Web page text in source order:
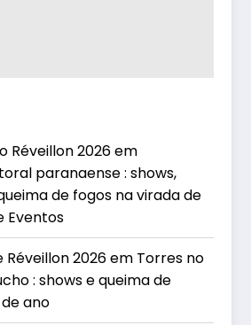
Réveillon 2026 em
paranaense : shows,
de fogos na virada de
Eventos
Réveillon 2026 em Torres no
: shows e queima de
ano